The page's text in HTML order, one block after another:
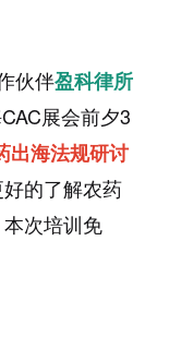
伙伴盈科律所
CAC展会前夕3
出海法规研讨
的了解农药
次培训免